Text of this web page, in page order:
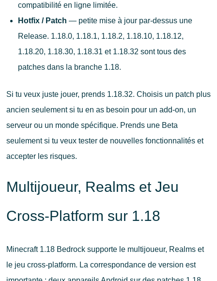
compatibilité en ligne limitée.
Hotfix / Patch — petite mise à jour par-dessus une
Release. 1.18.0, 1.18.1, 1.18.2, 1.18.10, 1.18.12,
1.18.20, 1.18.30, 1.18.31 et 1.18.32 sont tous des
patches dans la branche 1.18.
Si tu veux juste jouer, prends 1.18.32. Choisis un patch plus
ancien seulement si tu en as besoin pour un add-on, un
serveur ou un monde spécifique. Prends une Beta
seulement si tu veux tester de nouvelles fonctionnalités et
accepter les risques.
Multijoueur, Realms et Jeu
Cross-Platform sur 1.18
Minecraft 1.18 Bedrock supporte le multijoueur, Realms et
le jeu cross-platform. La correspondance de version est